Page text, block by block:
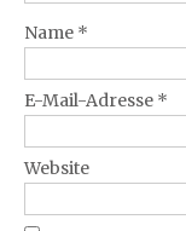
Name *
E-Mail-Adresse *
Website